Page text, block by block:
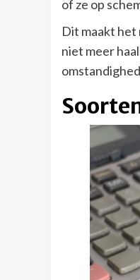
of ze op
Dit maakt het
niet meer